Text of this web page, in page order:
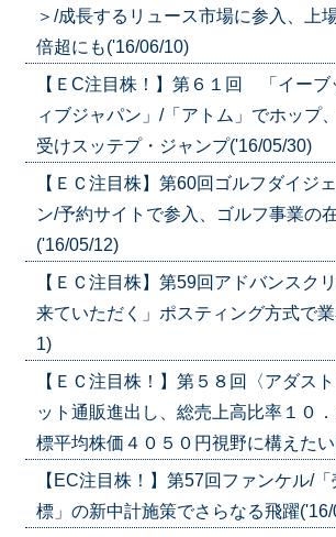
＞/成長するリュース市場に参入、上
倍超にも('16/06/10)
【ＥC注目株！】第６１回 「イーブ
ィブジャパン」/「アトム」でホップ
受けスッテプ・ジャンプ('16/05/30)
【ＥＣ注目株】第60回ゴルフダイジ
ン/予約サイトで参入、ゴルフ事業の
('16/05/12)
【ＥＣ注目株】第59回アドバンスク
来ていただく」ポスティング方式で
1)
【ＥＣ注目株！】第５８回〈アダス
ット通販進出し、総売上高比率１０
標平均株価４０５０円視野に構えた
【EC注目株！】第57回ファンケル/
標」の新中計施策でさらなる飛躍